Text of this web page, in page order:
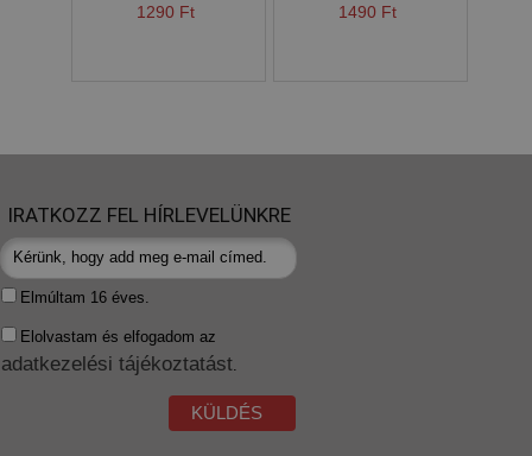
1290 Ft 1490 Ft
IRATKOZZ FEL HÍRLEVELÜNKRE
Elmúltam 16 éves.
Elolvastam és elfogadom az
adatkezelési tájékoztatást
KÜLDÉS